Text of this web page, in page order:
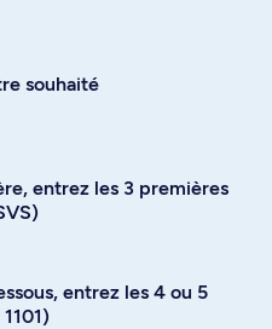
souhaité
entrez les 3 premières
entrez les 4 ou 5